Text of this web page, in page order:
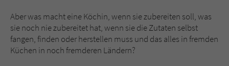
Aber was macht eine Köchin, wenn sie zubereiten soll, was
sie noch nie zubereitet hat, wenn sie die Zutaten selbst
fangen, finden oder herstellen muss und das alles in fremden
Küchen in noch fremderen Ländern?